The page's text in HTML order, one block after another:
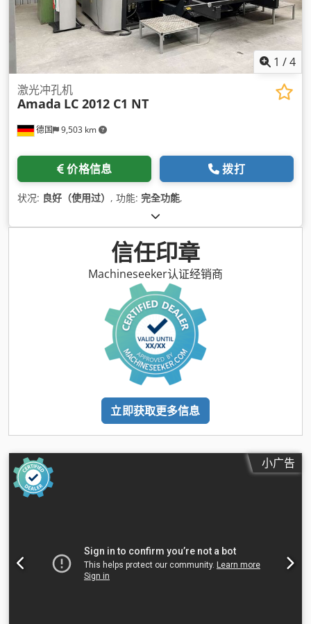
1 /4
德国 9,503 km
激光冲孔机
Amada LC 2012 C1 NT
价格信息 拨打
状况: 良好（使用过） , 功能: 完全功能,
信任印章
Machineseeker认证经销商
立即获取更多信息
小广告